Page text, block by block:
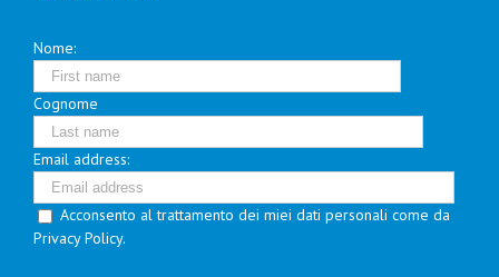
Nome:
Cognome
Email address:
Acconsento al trattamento dei miei dati personali come da
Privacy Policy.